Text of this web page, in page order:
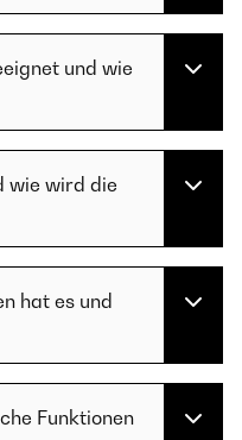
und wie
wie wird die
hat es und
Funktionen